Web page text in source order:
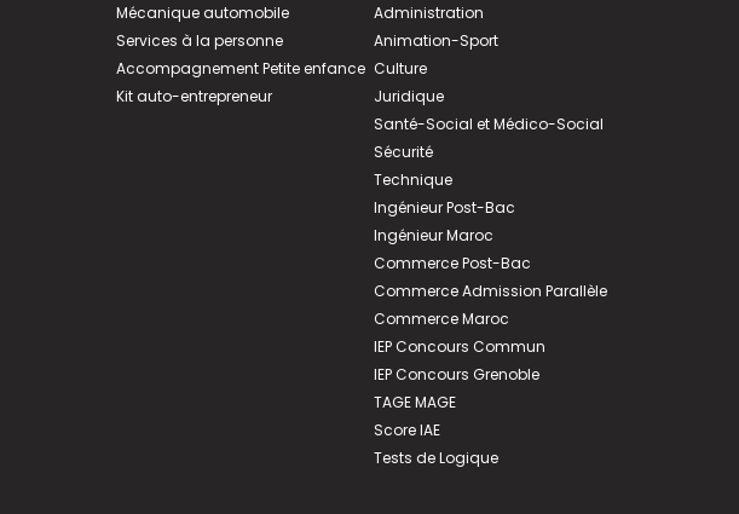
Mécanique automobile
Services à la personne
Accompagnement Petite enfance
Kit auto-entrepreneur
Administration
Animation-Sport
Culture
Juridique
Santé-Social et Médico-Social
Sécurité
Technique
Ingénieur Post-Bac
Ingénieur Maroc
Commerce Post-Bac
Commerce Admission Parallèle
Commerce Maroc
IEP Concours Commun
IEP Concours Grenoble
TAGE MAGE
Score IAE
Tests de Logique